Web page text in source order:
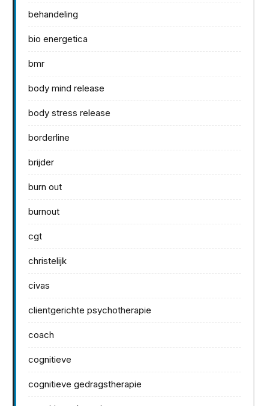
behandeling
bio energetica
bmr
body mind release
body stress release
borderline
brijder
burn out
burnout
cgt
christelijk
civas
clientgerichte psychotherapie
coach
cognitieve
cognitieve gedragstherapie